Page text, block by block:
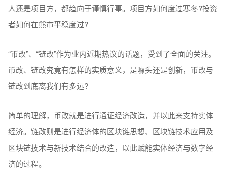
人还是项目方，都趋向于谨慎行事。项目方如何度过寒冬?投资
者如何在熊市平稳度过?
“币改”、“链改”作为业内近期热议的话题，受到了全面的关注。
币改、链改究竟有怎样的实质意义，是噱头还是创新，币改与
链改到底离我们有多远?
简单的理解，币改就是进行通证经济改造，并以此来支持实体
经济。链改则是进行经济体的区块链思想、区块链技术应用及
区块链技术与新技术结合的改造，以此赋能实体经济与数字经
济的过程。